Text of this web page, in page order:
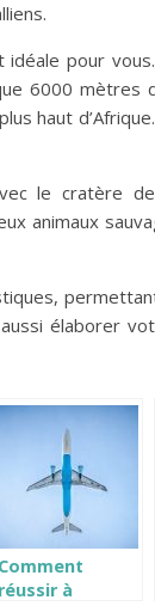
idéale pour
6000 mètres
haut
le cratère
animaux
élaborer
Comment
réussir à